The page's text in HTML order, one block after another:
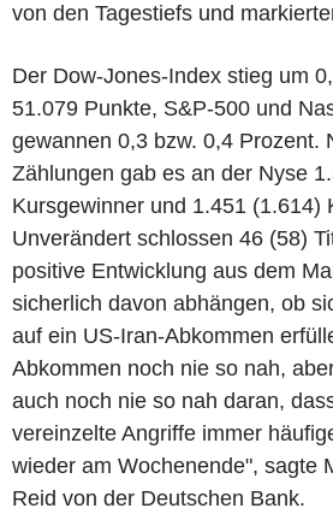
von den Tagestiefs und
Der Dow-Jones-Index stieg um
51.079 Punkte, S&P-500 und
gewannen 0,3 bzw. 0,4 Prozent.
Zählungen gab es an der Nyse
Kursgewinner und 1.451 (1.614)
Unverändert schlossen 46 (58)
positive Entwicklung aus dem
sicherlich davon abhängen, ob
auf ein US-Iran-Abkommen
Abkommen noch nie so nah,
auch noch nie so nah daran,
vereinzelte Angriffe immer
wieder am Wochenende", sagte
Reid von der Deutschen Bank.